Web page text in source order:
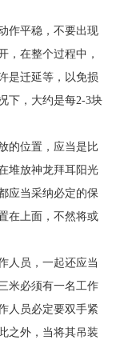
作平稳，不要出现
，在整个过程中，
是迁延等，以免损
下，大约是每2-3块
的位置，应当是比
堆放神龙拜耳阳光
应当采纳必定的保
在上面，不然将或
人员，一起还应当
米必须有一名工作
人员必定要双手紧
之外，当将其吊装